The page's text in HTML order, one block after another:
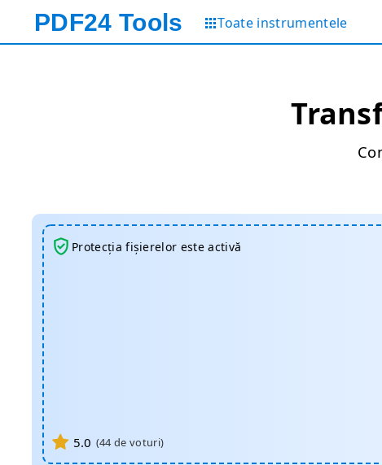
PDF24 Tools Toate instrumentele
5.0 (44 de voturi)
Protecția fișierelor este activă